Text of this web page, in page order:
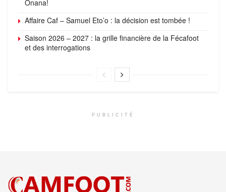
Onana!
Affaire Caf – Samuel Eto’o : la décision est tombée !
Saison 2026 – 2027 : la grille financière de la Fécafoot
et des interrogations
PUBLICITÉ